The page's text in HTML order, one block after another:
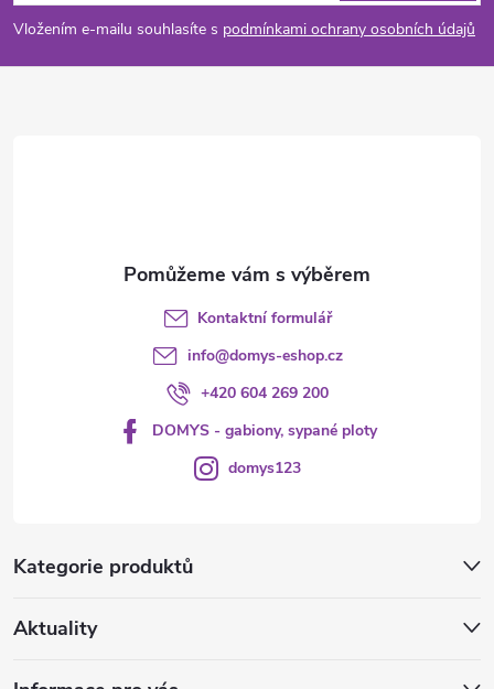
p
a
Vložením e-mailu souhlasíte s podmínkami ochrany osobních údajů
Kategorie produktů
Aktuality
Kontaktní formulář
info@domys-eshop.cz
+420 604 269 200
DOMYS - gabiony, sypané ploty
domys123